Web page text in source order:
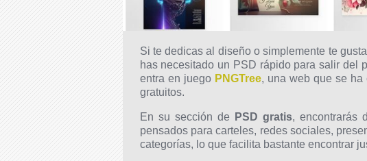
Si te dedicas al diseño o simplemente te
has necesitado un PSD rápido para salir del
entra en juego PNGTree, una web que se ha
gratuitos.
En su sección de PSD gratis, encontrarás
pensados para carteles, redes sociales,
categorías, lo que facilita bastante encontrar